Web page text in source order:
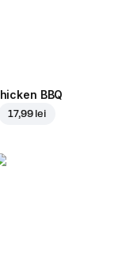
BBQ
17,99 lei